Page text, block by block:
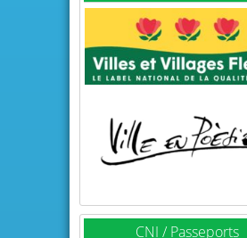
CNI / Passeports